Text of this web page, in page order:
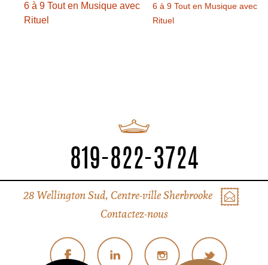
6 à 9 Tout en Musique avec
Rituel
6 à 9 Tout en Musique avec
Rituel
819-822-3724
28 Wellington Sud, Centre-ville Sherbrooke
Contactez-nous